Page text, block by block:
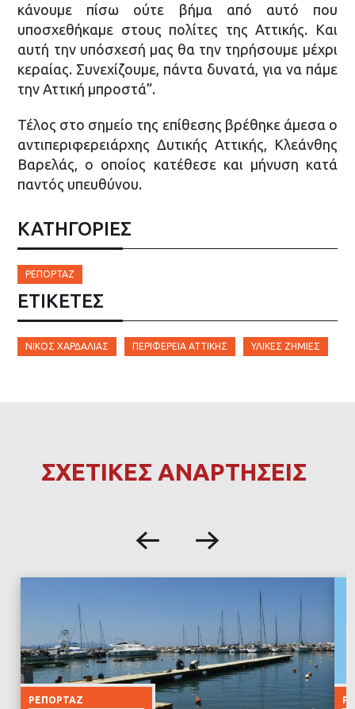
κάνουμε πίσω ούτε βήμα από αυτό που
υποσχεθήκαμε στους πολίτες της Αττικής. Και
αυτή την υπόσχεσή μας θα την τηρήσουμε μέχρι
κεραίας. Συνεχίζουμε, πάντα δυνατά, για να πάμε
την Αττική μπροστά”.
Τέλος στο σημείο της επίθεσης βρέθηκε άμεσα ο
αντιπεριφερειάρχης Δυτικής Αττικής, Κλεάνθης
Βαρελάς, ο οποίος κατέθεσε και μήνυση κατά
παντός υπευθύνου.
ΚΑΤΗΓΟΡΙΕΣ
ΡΕΠΟΡΤΆΖ
ΕΤΙΚΈΤΕΣ
ΝΊΚΟΣ ΧΑΡΔΑΛΊΑΣ ΠΕΡΙΦΈΡΕΙΑ ΑΤΤΙΚΉΣ ΥΛΙΚΈΣ ΖΗΜΙΈΣ
ΣΧΕΤΙΚΕΣ ΑΝΑΡΤΗΣΕΙΣ
ΡΕΠΟΡΤΆΖ